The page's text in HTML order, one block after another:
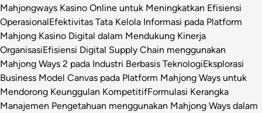
Mahjongways Kasino Online untuk Meningkatkan Efisiensi
OperasionalEfektivitas Tata Kelola Informasi pada Platform
Mahjong Kasino Digital dalam Mendukung Kinerja
OrganisasiEfisiensi Digital Supply Chain menggunakan
Mahjong Ways 2 pada Industri Berbasis TeknologiEksplorasi
Business Model Canvas pada Platform Mahjong Ways untuk
Mendorong Keunggulan KompetitifFormulasi Kerangka
Manajemen Pengetahuan menggunakan Mahjong Ways dalam